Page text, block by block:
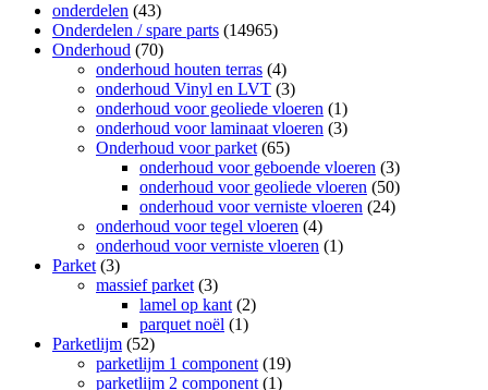
onderdelen (43)
Onderdelen / spare parts (14965)
Onderhoud (70)
onderhoud houten terras (4)
onderhoud Vinyl en LVT (3)
onderhoud voor geoliede vloeren (1)
onderhoud voor laminaat vloeren (3)
Onderhoud voor parket (65)
onderhoud voor geboende vloeren (3)
onderhoud voor geoliede vloeren (50)
onderhoud voor verniste vloeren (24)
onderhoud voor tegel vloeren (4)
onderhoud voor verniste vloeren (1)
Parket (3)
massief parket (3)
lamel op kant (2)
parquet noël (1)
Parketlijm (52)
parketlijm 1 component (19)
parketlijm 2 component (1)